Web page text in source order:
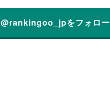
@rankingoo_jpをフォロー